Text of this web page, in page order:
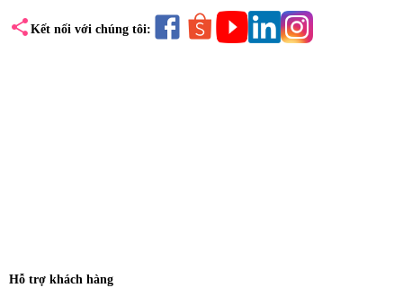
share Kết nối với chúng tôi:
Hỗ trợ khách hàng